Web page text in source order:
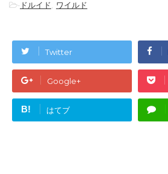
- ドルイド, ワイルド
Twitter
Google+
B! はてブ